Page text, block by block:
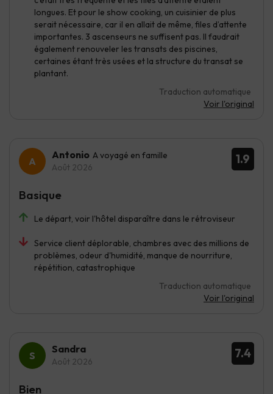
longues. Et pour le show cooking, un cuisinier de plus
serait nécessaire, car il en allait de même, files d’attente
importantes. 3 ascenseurs ne suffisent pas. Il faudrait
également renouveler les transats des piscines,
certaines étant très usées et la structure du transat se
plantant.
Traduction automatique
Voir l'original
1.9
Antonio A voyagé en famille
Août 2026
Le départ, voir l'hôtel disparaître dans le rétroviseur
Service client déplorable, chambres avec des millions de
problèmes, odeur d'humidité, manque de nourriture,
répétition, catastrophique
Traduction automatique
Voir l'original
Basique
7.4
Sandra
Août 2026
Bien